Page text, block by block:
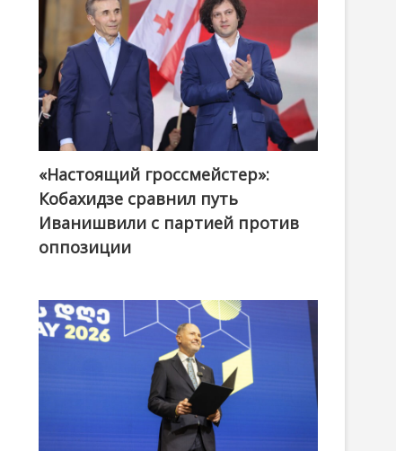
@ქართული ოცნება / Georgian Dream
«Настоящий гроссмейстер»:
Кобахидзе сравнил путь
Иванишвили с партией против
оппозиции